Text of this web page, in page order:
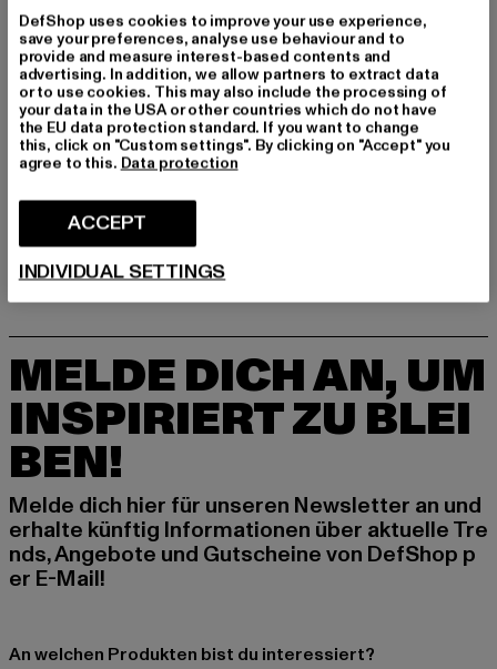
Art.Nr: 8U0226107-00180
GRÖSSE & PASSFORM
PFLEGEHINWEISE
MELDE DICH AN, UM
INSPIRIERT ZU BLEI
BEN!
Melde dich hier für unseren Newsletter an und
erhalte künftig Informationen über aktuelle Tre
nds, Angebote und Gutscheine von DefShop p
er E-Mail!
An welchen Produkten bist du interessiert?
DefShop uses cookies to improve your use experience,
save your preferences, analyse use behaviour and to
provide and measure interest-based contents and
advertising. In addition, we allow partners to extract data
or to use cookies. This may also include the processing of
your data in the USA or other countries which do not have
the EU data protection standard. If you want to change
this, click on "Custom settings". By clicking on "Accept" you
agree to this. Data protection
ACCEPT
INDIVIDUAL SETTINGS